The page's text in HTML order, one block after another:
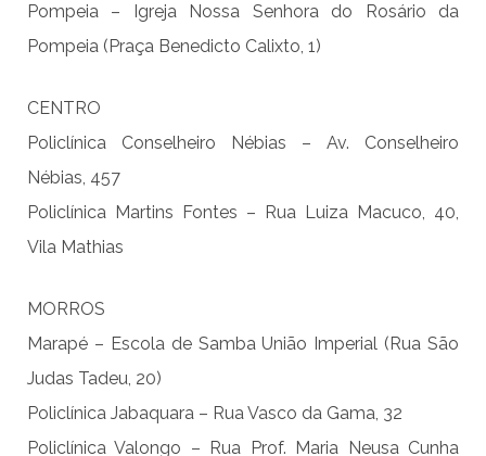
Pompeia – Igreja Nossa Senhora do Rosário da
Pompeia (Praça Benedicto Calixto, 1)
CENTRO
Policlínica Conselheiro Nébias – Av. Conselheiro
Nébias, 457
Policlínica Martins Fontes – Rua Luiza Macuco, 40,
Vila Mathias
MORROS
Marapé – Escola de Samba União Imperial (Rua São
Judas Tadeu, 20)
Policlínica Jabaquara – Rua Vasco da Gama, 32
Policlínica Valongo – Rua Prof. Maria Neusa Cunha